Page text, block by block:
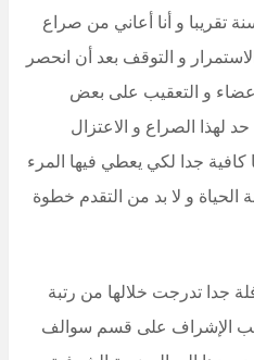
تقريبا و أنا أعاني من صراع
و التوقف بعد أن انحصر
و التعقيب على بعض
لهذا الصراع و الاعتزال
كافية جدا لكي يعطي فيها المرء
الحياة و لا بد من التقدم خطوة
جدا تدرجت خلالها من رتبة
الإشراف على قسم سوالف